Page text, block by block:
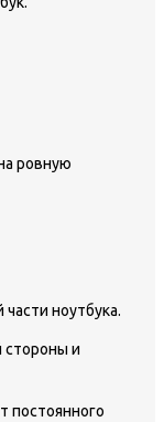
ровную
ноутбука.
стороны и
постоянного